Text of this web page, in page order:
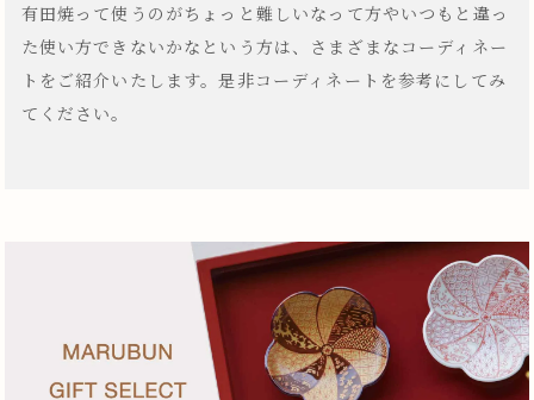
有田焼って使うのがちょっと難しいなって方やいつもと違っ
た使い方できないかなという方は、さまざまなコーディネー
トをご紹介いたします。是非コーディネートを参考にしてみ
てください。